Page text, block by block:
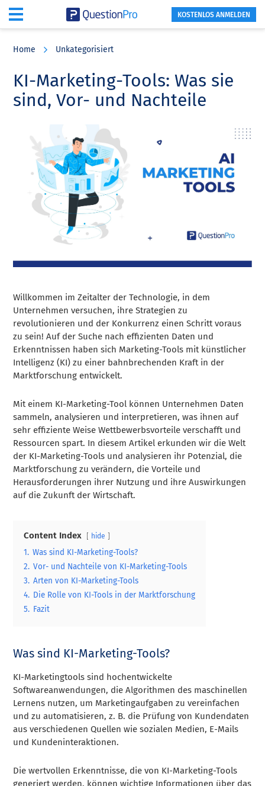
content
sidebar
KOSTENLOS ANMELDEN
Home Unkategorisiert
KI-Marketing-Tools: Was sie
sind, Vor- und Nachteile
Willkommen im Zeitalter der Technologie, in dem
Unternehmen versuchen, ihre Strategien zu
revolutionieren und der Konkurrenz einen Schritt voraus
zu sein! Auf der Suche nach effizienten Daten und
Erkenntnissen haben sich Marketing-Tools mit künstlicher
Intelligenz (KI) zu einer bahnbrechenden Kraft in der
Marktforschung entwickelt.
Mit einem KI-Marketing-Tool können Unternehmen Daten
sammeln, analysieren und interpretieren, was ihnen auf
sehr effiziente Weise Wettbewerbsvorteile verschafft und
Ressourcen spart. In diesem Artikel erkunden wir die Welt
der KI-Marketing-Tools und analysieren ihr Potenzial, die
Marktforschung zu verändern, die Vorteile und
Herausforderungen ihrer Nutzung und ihre Auswirkungen
auf die Zukunft der Wirtschaft.
Content Index hide
1. Was sind KI-Marketing-Tools?
2. Vor- und Nachteile von KI-Marketing-Tools
3. Arten von KI-Marketing-Tools
4. Die Rolle von KI-Tools in der Marktforschung
5. Fazit
Was sind KI-Marketing-Tools?
KI-Marketingtools sind hochentwickelte
Softwareanwendungen, die Algorithmen des maschinellen
Lernens nutzen, um Marketingaufgaben zu vereinfachen
und zu automatisieren, z. B. die Prüfung von Kundendaten
aus verschiedenen Quellen wie sozialen Medien, E-Mails
und Kundeninteraktionen.
Die wertvollen Erkenntnisse, die von KI-Marketing-Tools
generiert werden, können wichtige Informationen über das